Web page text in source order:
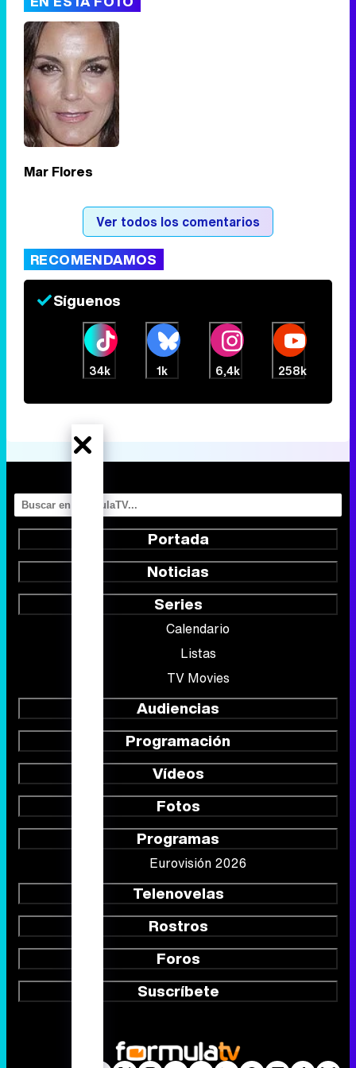
Mar Flores
Ver todos los comentarios
RECOMENDAMOS
Síguenos
34k 1k 6,4k 258k
Portada
Noticias
Series
Calendario
Listas
TV Movies
Audiencias
Programación
Vídeos
Fotos
Programas
Eurovisión 2026
Telenovelas
Rostros
Foros
Suscríbete